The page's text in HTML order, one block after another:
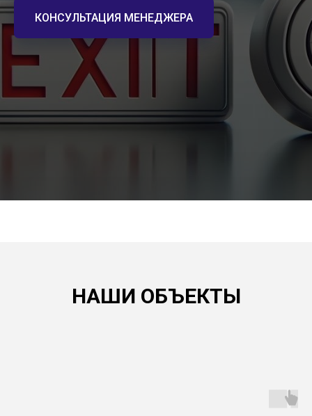
КОНСУЛЬТАЦИЯ МЕНЕДЖЕРА
НАШИ ОБЪЕКТЫ